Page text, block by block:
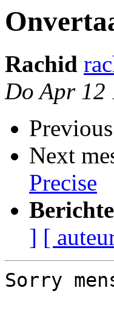
Rachid
Do Apr 12
Next
Precise
] [
Sorry